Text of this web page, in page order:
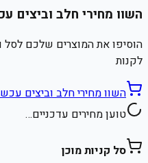
השוו מחירי חלב וביצים
הוסיפו את המוצרים שלכם לסל
לקנות
השוו מחירי חלב וביצים
טוען מחירים עדכניים…
סל קניות מוכן